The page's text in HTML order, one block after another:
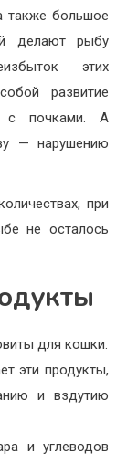
также большое
делают рыбу
этих
развитие
с почками. А
— нарушению
при
не осталось
для кошки.
эти продукты,
и вздутию
и углеводов